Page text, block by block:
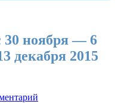
30 ноября — 6
декабря 2015